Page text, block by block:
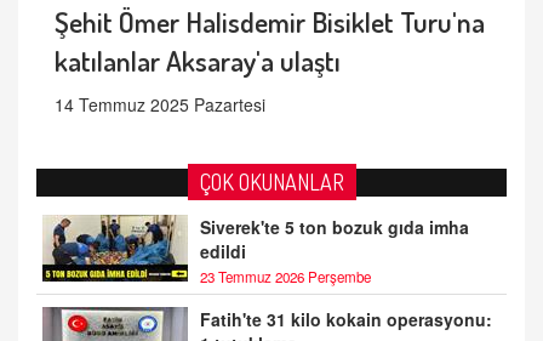
Şehit Ömer Halisdemir Bisiklet Turu'na
katılanlar Aksaray'a ulaştı
14 Temmuz 2025 Pazartesi
ÇOK OKUNANLAR
Siverek'te 5 ton bozuk gıda imha
edildi
23 Temmuz 2026 Perşembe
Fatih'te 31 kilo kokain operasyonu: